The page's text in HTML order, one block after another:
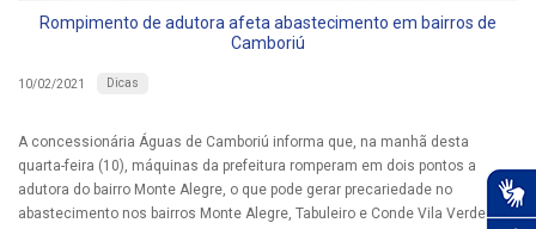
Rompimento de adutora afeta abastecimento em bairros de
Camboriú
10/02/2021 Dicas
A concessionária Águas de Camboriú informa que, na manhã desta
quarta-feira (10), máquinas da prefeitura romperam em dois pontos a
adutora do bairro Monte Alegre, o que pode gerar precariedade no
abastecimento nos bairros Monte Alegre, Tabuleiro e Conde Vila Verde.